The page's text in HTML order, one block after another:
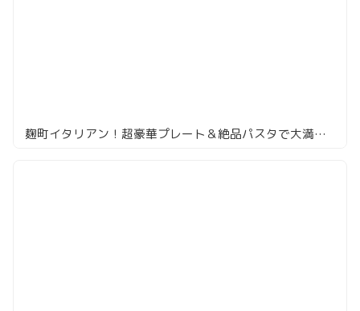
麹町イタリアン！超豪華プレート＆絶品パスタで大満足！